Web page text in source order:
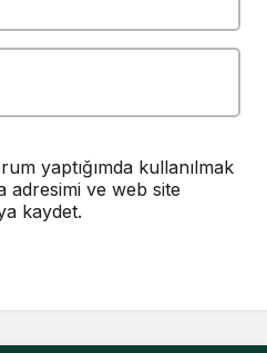
yaptığımda kullanılmak
adresimi ve web site
kaydet.